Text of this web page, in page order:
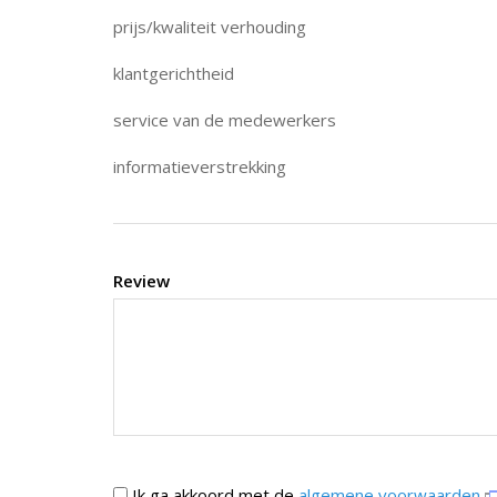
prijs/kwaliteit verhouding
klantgerichtheid
service van de medewerkers
informatieverstrekking
Review